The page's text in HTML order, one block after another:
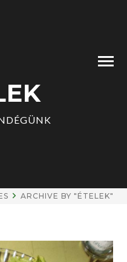
ARCHIVE BY "ÉTELEK"